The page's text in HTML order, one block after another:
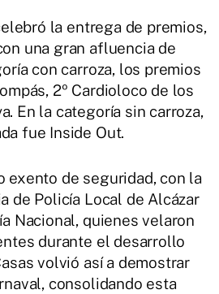
la entrega de premios,
una gran afluencia de
con carroza, los premios
2º Cardioloco de los
En la categoría sin carroza,
fue Inside Out.
exento de seguridad, con la
de Policía Local de Alcázar
Nacional, quienes velaron
durante el desarrollo
volvió así a demostrar
consolidando esta